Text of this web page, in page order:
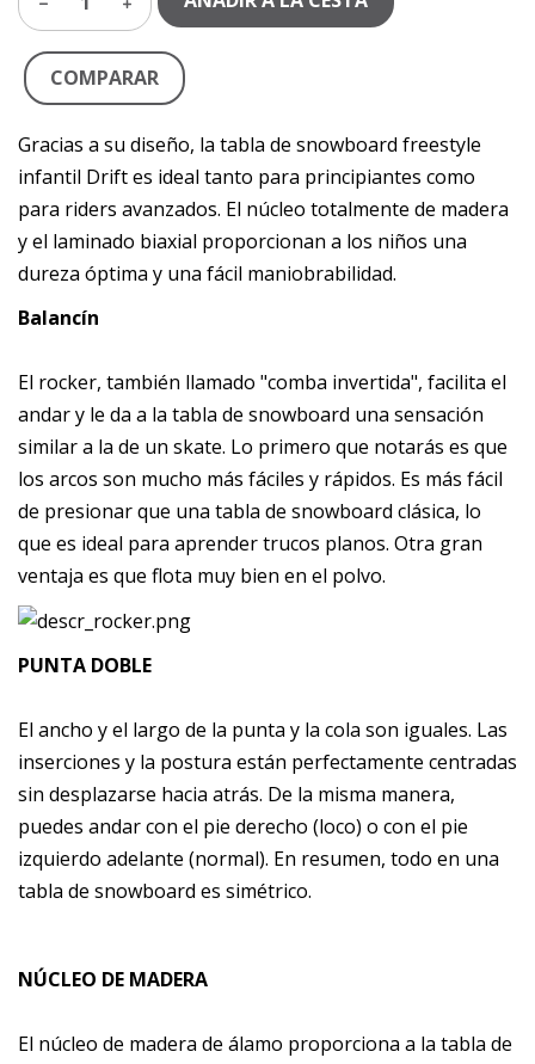
COMPARAR
Gracias a su diseño, la tabla de snowboard freestyle
infantil Drift es ideal tanto para principiantes como
para riders avanzados. El núcleo totalmente de madera
y el laminado biaxial proporcionan a los niños una
dureza óptima y una fácil maniobrabilidad.
Balancín
El rocker, también llamado "comba invertida", facilita el
andar y le da a la tabla de snowboard una sensación
similar a la de un skate. Lo primero que notarás es que
los arcos son mucho más fáciles y rápidos. Es más fácil
de presionar que una tabla de snowboard clásica, lo
que es ideal para aprender trucos planos. Otra gran
ventaja es que flota muy bien en el polvo.
PUNTA DOBLE
El ancho y el largo de la punta y la cola son iguales. Las
inserciones y la postura están perfectamente centradas
sin desplazarse hacia atrás. De la misma manera,
puedes andar con el pie derecho (loco) o con el pie
izquierdo adelante (normal). En resumen, todo en una
tabla de snowboard es simétrico.
NÚCLEO DE MADERA
El núcleo de madera de álamo proporciona a la tabla de